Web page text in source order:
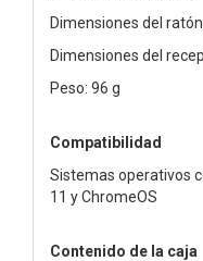
Dimensiones del
Dimensiones del
Peso: 96 g
Compatibilidad
Sistemas operativos
11 y ChromeOS
Contenido de la caja